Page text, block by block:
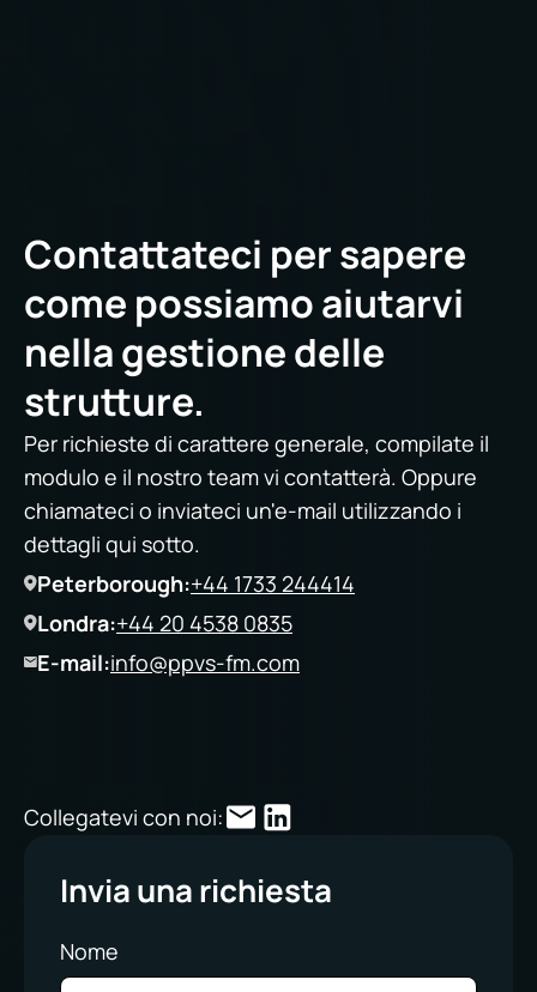
Contattateci per sapere
come possiamo aiutarvi
nella gestione delle
strutture.
Per richieste di carattere generale, compilate il
modulo e il nostro team vi contatterà. Oppure
chiamateci o inviateci un'e-mail utilizzando i
dettagli qui sotto.
Peterborough:+44 1733 244414
Londra:+44 20 4538 0835
E-mail:info@ppvs-fm.com
Collegatevi con noi:
Invia una richiesta
Nome